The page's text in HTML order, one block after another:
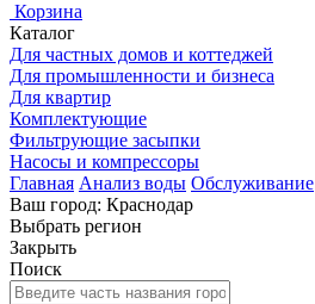
Корзина
Каталог
Для частных домов и коттеджей
Для промышленности и бизнеса
Для квартир
Комплектующие
Фильтрующие засыпки
Насосы и компрессоры
Главная Анализ воды Обслуживание
Ваш город: Краснодар
Выбрать регион
Закрыть
Поиск